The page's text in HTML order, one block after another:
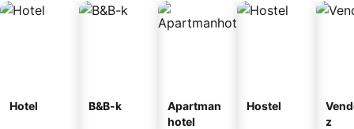
Hotel B&B-k
Apartman
hotel
Hostel
z